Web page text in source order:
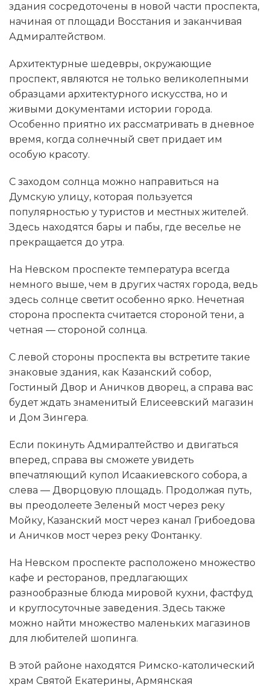
здания сосредоточены в новой части проспекта,
начиная от площади Восстания и заканчивая
Адмиралтейством.
Архитектурные шедевры, окружающие
проспект, являются не только великолепными
образцами архитектурного искусства, но и
живыми документами истории города.
Особенно приятно их рассматривать в дневное
время, когда солнечный свет придает им
особую красоту.
С заходом солнца можно направиться на
Думскую улицу, которая пользуется
популярностью у туристов и местных жителей.
Здесь находятся бары и пабы, где веселье не
прекращается до утра.
На Невском проспекте температура всегда
немного выше, чем в других частях города, ведь
здесь солнце светит особенно ярко. Нечетная
сторона проспекта считается стороной тени, а
четная — стороной солнца.
С левой стороны проспекта вы встретите такие
знаковые здания, как Казанский собор,
Гостиный Двор и Аничков дворец, а справа вас
будет ждать знаменитый Елисеевский магазин
и Дом Зингера.
Если покинуть Адмиралтейство и двигаться
вперед, справа вы сможете увидеть
впечатляющий купол Исаакиевского собора, а
слева — Дворцовую площадь. Продолжая путь,
вы преодолеете Зеленый мост через реку
Мойку, Казанский мост через канал Грибоедова
и Аничков мост через реку Фонтанку.
На Невском проспекте расположено множество
кафе и ресторанов, предлагающих
разнообразные блюда мировой кухни, фастфуд
и круглосуточные заведения. Здесь также
можно найти множество маленьких магазинов
для любителей шопинга.
В этой районе находятся Римско-католический
храм Святой Екатерины, Армянская